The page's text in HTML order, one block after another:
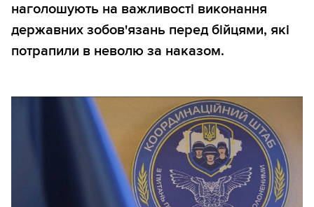
наголошують на важливості виконання
державних зобов'язань перед бійцями, які
потрапили в неволю за наказом.